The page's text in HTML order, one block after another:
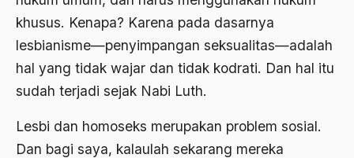
khusus. Kenapa? Karena pada dasarnya
lesbianisme—penyimpangan seksualitas—adalah
hal yang tidak wajar dan tidak kodrati. Dan hal itu
sudah terjadi sejak Nabi Luth.
Lesbi dan homoseks merupakan problem sosial.
Dan bagi saya, kalaulah sekarang mereka
Ben Anderson
Benazir Bhutto
bencana alam
Benturan Antar Budaya